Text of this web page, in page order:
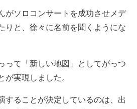
がソロコンサートを成功させメデ
りと、徐々に名前を聞くようにな
って「新しい地図」としてがっつ
が実現しました。
することが決定しているのは、出